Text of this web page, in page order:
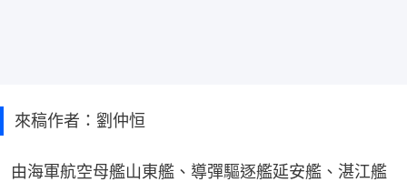
來稿作者：劉仲恒
由海軍航空母艦山東艦、導彈驅逐艦延安艦、湛江艦